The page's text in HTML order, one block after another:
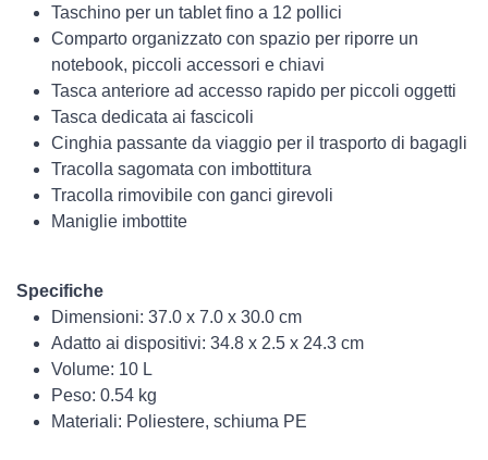
Taschino per un tablet fino a 12 pollici
Comparto organizzato con spazio per riporre un
notebook, piccoli accessori e chiavi
Tasca anteriore ad accesso rapido per piccoli oggetti
Tasca dedicata ai fascicoli
Cinghia passante da viaggio per il trasporto di bagagli
Tracolla sagomata con imbottitura
Tracolla rimovibile con ganci girevoli
Maniglie imbottite
Specifiche
Dimensioni: 37.0 x 7.0 x 30.0 cm
Adatto ai dispositivi: 34.8 x 2.5 x 24.3 cm
Volume: 10 L
Peso: 0.54 kg
Materiali: Poliestere, schiuma PE